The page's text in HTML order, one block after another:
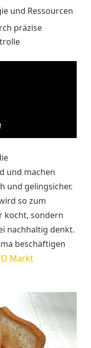
und Ressourcen
präzise
und machen
und gelingsicher.
so zum
kocht, sondern
nachhaltig denkt.
beschäftigen
Markt